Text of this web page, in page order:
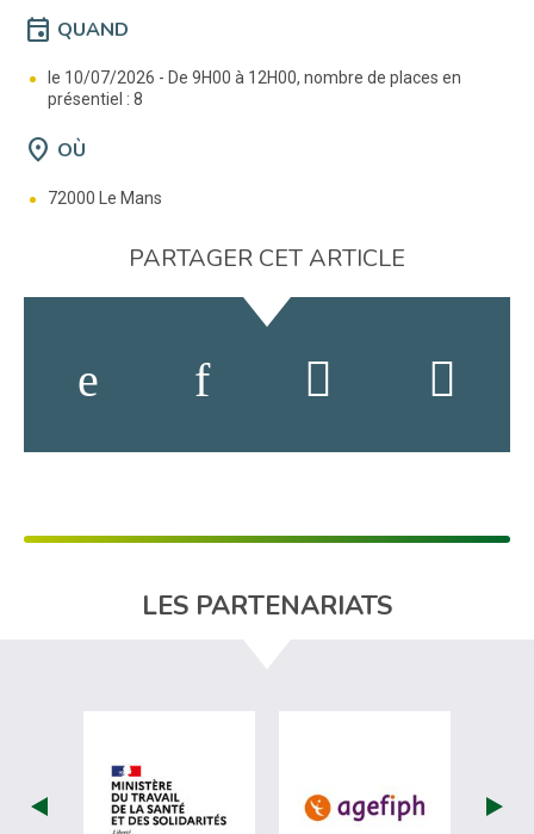
event QUAND
le 10/07/2026 - De 9H00 à 12H00, nombre de places en
présentiel : 8
location_on OÙ
72000 Le Mans
PARTAGER CET ARTICLE
LES PARTENARIATS
visiter les site de Ministère du travail
visiter les